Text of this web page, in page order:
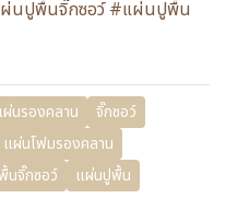
ผ่นปูพื้นจิ๊กซอว์ #แผ่นปูพื้น
ผ่นรองคลาน
จิ๊กซอว์
แผ่นโฟมรองคลาน
นจิ๊กซอว์ แผ่นปูพื้น